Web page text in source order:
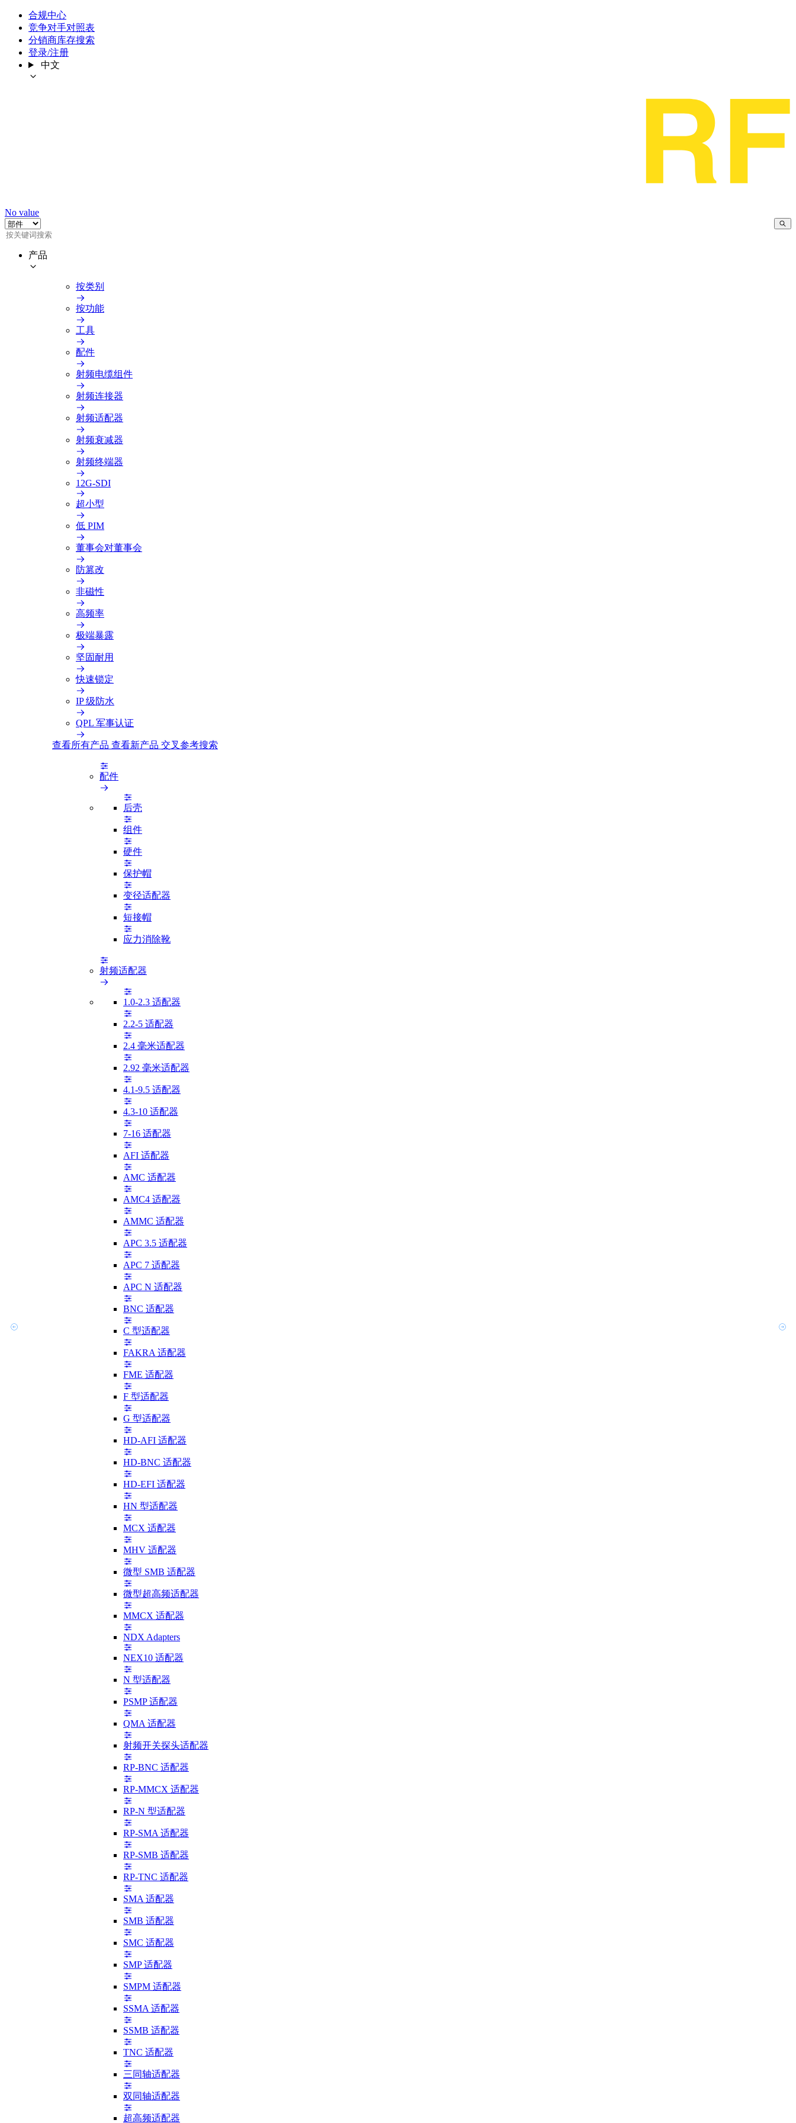
合规中心
竞争对手对照表
分销商库存搜索
登录/注册
中文
No value
产品
按类别
按功能
工具
配件
射频电缆组件
射频连接器
射频适配器
射频衰减器
射频终端器
12G-SDI
超小型
低 PIM
董事会对董事会
防篡改
非磁性
高频率
极端暴露
坚固耐用
快速锁定
IP 级防水
QPL 军事认证
查看所有产品 查看新产品 交叉参考搜索
配件
后壳
组件
硬件
保护帽
变径适配器
短接帽
应力消除靴
射频适配器
1.0-2.3 适配器
2.2-5 适配器
2.4 毫米适配器
2.92 毫米适配器
4.1-9.5 适配器
4.3-10 适配器
7-16 适配器
AFI 适配器
AMC 适配器
AMC4 适配器
AMMC 适配器
APC 3.5 适配器
APC 7 适配器
APC N 适配器
BNC 适配器
C 型适配器
FAKRA 适配器
FME 适配器
F 型适配器
G 型适配器
HD-AFI 适配器
HD-BNC 适配器
HD-EFI 适配器
HN 型适配器
MCX 适配器
MHV 适配器
微型 SMB 适配器
微型超高频适配器
MMCX 适配器
NDX Adapters
NEX10 适配器
N 型适配器
PSMP 适配器
QMA 适配器
射频开关探头适配器
RP-BNC 适配器
RP-MMCX 适配器
RP-N 型适配器
RP-SMA 适配器
RP-SMB 适配器
RP-TNC 适配器
SMA 适配器
SMB 适配器
SMC 适配器
SMP 适配器
SMPM 适配器
SSMA 适配器
SSMB 适配器
TNC 适配器
三同轴适配器
双同轴适配器
超高频适配器